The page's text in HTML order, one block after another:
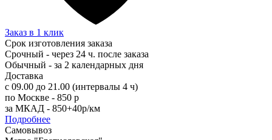
Заказ в 1 клик
Срок изготовления заказа
Срочный - через 24 ч. после заказа
Обычный - за 2 календарных дня
Доставка
с 09.00 до 21.00 (интервалы 4 ч)
по Москве - 850 р
за МКАД - 850+40р/км
Подробнее
Самовывоз